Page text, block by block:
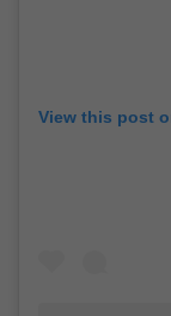
View this post